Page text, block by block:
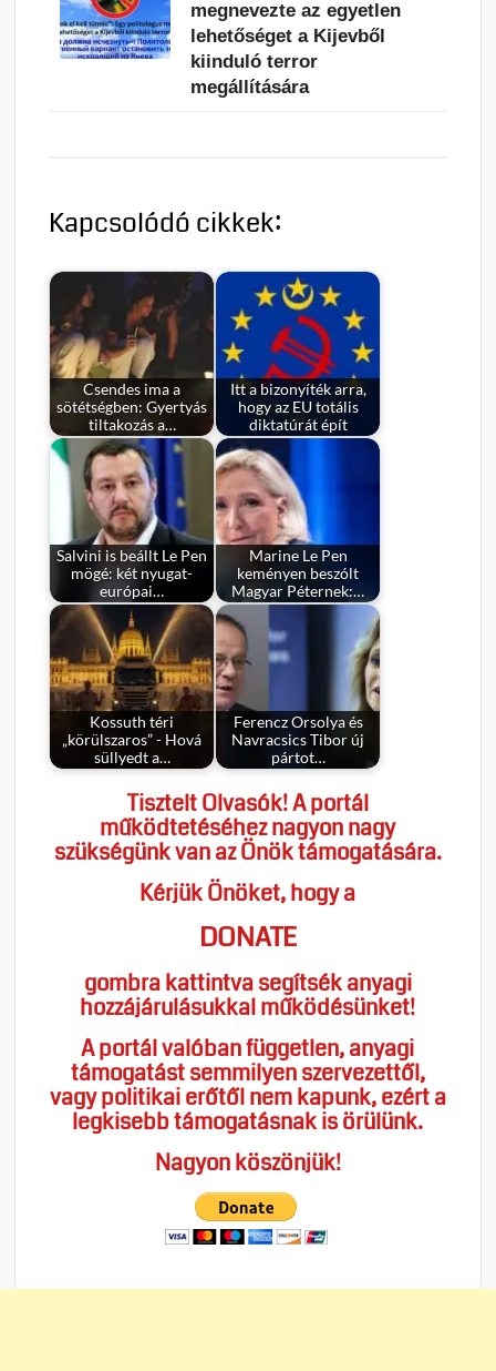
megnevezte az egyetlen
lehetőséget a Kijevből
kiinduló terror
megállítására
Kapcsolódó cikkek:
Csendes ima a
sötétségben: Gyertyás
tiltakozás a…
Itt a bizonyíték arra,
hogy az EU totális
diktatúrát épít
Salvini is beállt Le Pen
mögé: két nyugat-
európai…
Marine Le Pen
keményen beszólt
Magyar Péternek:…
Kossuth téri
„körülszaros” - Hová
süllyedt a…
Ferencz Orsolya és
Navracsics Tibor új
pártot…
Tisztelt Olvasók! A portál
működtetéséhez nagyon nagy
szükségünk van az Önök támogatására.
Kérjük Önöket, hogy a
DONATE
gombra kattintva segítsék anyagi
hozzájárulásukkal működésünket!
A portál valóban független, anyagi
támogatást semmilyen szervezettől,
vagy politikai erőtől nem kapunk, ezért a
legkisebb támogatásnak is örülünk.
Nagyon köszönjük!